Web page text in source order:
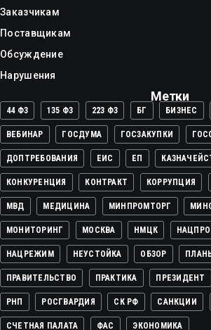
Заказчикам
Поставщикам
Обсуждение
Нарушения
Метки
44 ФЗ 135 ФЗ 223 ФЗ БГ БИЗНЕС
ВЕБИНАР ГОСДУМА ГОСЗАКУПКИ
ДОПТРЕБОВАНИЯ ЕИС ЕП
КОНКУРЕНЦИЯ КОНТРАКТ КОРРУПЦИЯ
МВД МЕДИЦИНА МИНПРОМТОРГ
МОНИТОРИНГ МОСКВА НМЦК
НАЦРЕЖИМ НЕУСТОЙКА ОБЗОР
ПРАВИТЕЛЬСТВО ПРАКТИКА ПРЕЗИДЕНТ
РНП РОСГВАРДИЯ СК РФ САНКЦИИ
СЧЕТНАЯ ПАЛАТА ФАС ЭКОНОМИКА